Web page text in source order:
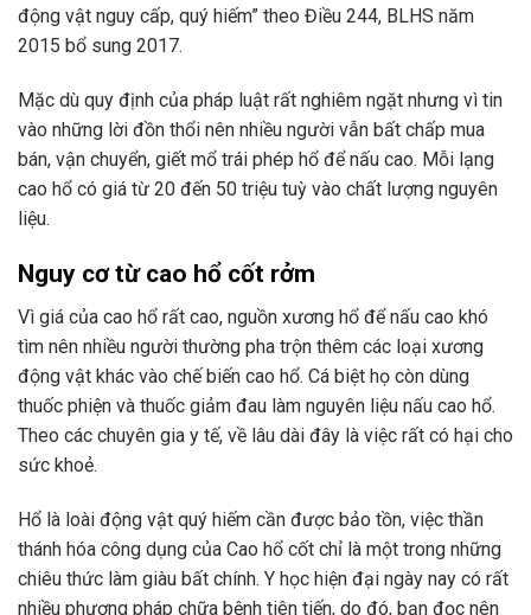
động vật nguy cấp, quý hiếm” theo Điều 244, BLHS năm
2015 bổ sung 2017.
Mặc dù quy định của pháp luật rất nghiêm ngặt nhưng vì tin
vào những lời đồn thổi nên nhiều người vẫn bất chấp mua
bán, vận chuyển, giết mổ trái phép hổ để nấu cao. Mỗi lạng
cao hổ có giá từ 20 đến 50 triệu tuỳ vào chất lượng nguyên
liệu.
Nguy cơ từ cao hổ cốt rởm
Vì giá của cao hổ rất cao, nguồn xương hổ để nấu cao khó
tìm nên nhiều người thường pha trộn thêm các loại xương
động vật khác vào chế biến cao hổ. Cá biệt họ còn dùng
thuốc phiện và thuốc giảm đau làm nguyên liệu nấu cao hổ.
Theo các chuyên gia y tế, về lâu dài đây là việc rất có hại cho
sức khoẻ.
Hổ là loài động vật quý hiếm cần được bảo tồn, việc thần
thánh hóa công dụng của Cao hổ cốt chỉ là một trong những
chiêu thức làm giàu bất chính. Y học hiện đại ngày nay có rất
nhiều phương pháp chữa bệnh tiên tiến, do đó, bạn đọc nên